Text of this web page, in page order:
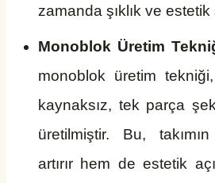
zamanda şıklık ve estetik
Monoblok Üretim
monoblok üretim
kaynaksız, tek parça
üretilmiştir. Bu,
artırır hem de estetik